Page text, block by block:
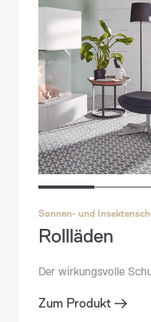
Pfosten-
Rollläden
Sonnen- und
Der wirkungsvolle
Zum Produkt